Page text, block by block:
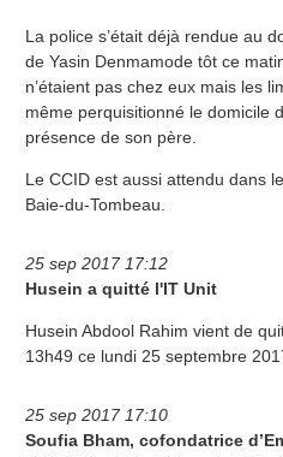
La police s’était déjà rendue au
de Yasin Denmamode tôt ce
n’étaient pas chez eux mais les
même perquisitionné le domicile
présence de son père.
Le CCID est aussi attendu dans
Baie-du-Tombeau.
25 sep 2017 17:12
Husein a quitté l'IT Unit
Husein Abdool Rahim vient de
13h49 ce lundi 25 septembre
25 sep 2017 17:10
Soufia Bham, cofondatrice